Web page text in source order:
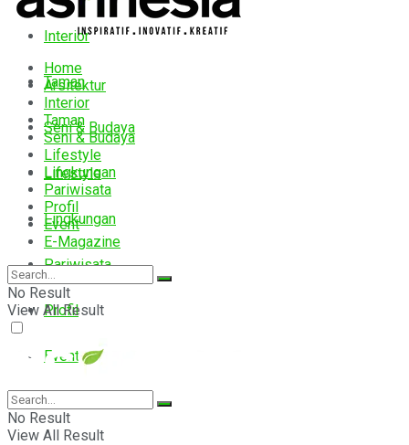
Interior
Taman
Seni & Budaya
Lifestyle
Lingkungan
Pariwisata
Profil
Event
E-Magazine
Home
Arsitektur
Interior
Taman
Seni & Budaya
Lifestyle
Lingkungan
Pariwisata
Profil
Event
E-Magazine
No Result
View All Result
No Result
View All Result